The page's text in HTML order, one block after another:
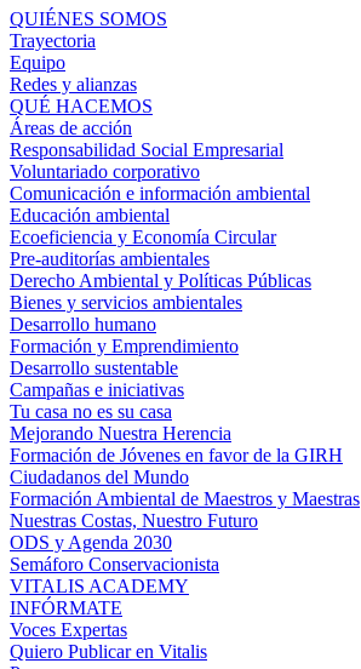
QUIÉNES SOMOS
Trayectoria
Equipo
Redes y alianzas
QUÉ HACEMOS
Áreas de acción
Responsabilidad Social Empresarial
Voluntariado corporativo
Comunicación e información ambiental
Educación ambiental
Ecoeficiencia y Economía Circular
Pre-auditorías ambientales
Derecho Ambiental y Políticas Públicas
Bienes y servicios ambientales
Desarrollo humano
Formación y Emprendimiento
Desarrollo sustentable
Campañas e iniciativas
Tu casa no es su casa
Mejorando Nuestra Herencia
Formación de Jóvenes en favor de la GIRH
Ciudadanos del Mundo
Formación Ambiental de Maestros y Maestras
Nuestras Costas, Nuestro Futuro
ODS y Agenda 2030
Semáforo Conservacionista
VITALIS ACADEMY
INFÓRMATE
Voces Expertas
Quiero Publicar en Vitalis